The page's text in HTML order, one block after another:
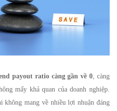
payout ratio càng gần về 0 , càng
mấy khả quan của doanh nghiệp.
không mang về nhiều lợi nhuận đáng